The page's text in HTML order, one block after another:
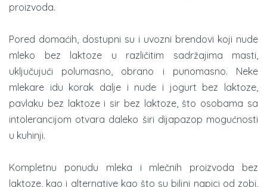
proizvoda.
Pored domaćih, dostupni su i uvozni brendovi koji nude
mleko bez laktoze u različitim sadržajima masti,
uključujući polumasno, obrano i punomasno. Neke
mlekare idu korak dalje i nude i jogurt bez laktoze,
pavlaku bez laktoze i sir bez laktoze, što osobama sa
intolerancijom otvara daleko širi dijapazop mogućnosti
u kuhinji.
Kompletnu ponudu mleka i mlečnih proizvoda bez
laktoze, kao i alternative kao što su biljni napici od zobi,